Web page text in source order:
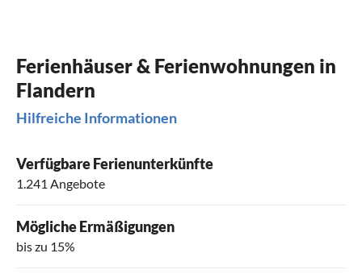
Ferienhäuser & Ferienwohnungen in
Flandern
Hilfreiche Informationen
Verfügbare Ferienunterkünfte
1.241 Angebote
Mögliche Ermäßigungen
bis zu 15%